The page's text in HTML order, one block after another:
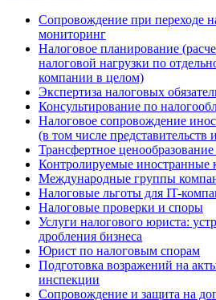
Сопровождение при переходе
мониторинг
Налоговое планирование
налоговой нагрузки по
компании в целом)
Экспертиза налоговых
Консультирование по
Налоговое сопровождение
(в том числе представительств
Трансфертное
Контролируемые
Международные группы
Налоговые льготы для IT-
Налоговые проверки и споры
Услуги налогового юриста:
дробления бизнеса
Юрист по налоговым спорам
Подготовка возражений на
инспекции
Сопровождение и защита на